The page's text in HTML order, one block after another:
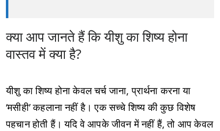
क्या आप जानते हैं कि यीशु का शिष्य होना
वास्तव में क्या है?
यीशु का शिष्य होना केवल चर्च जाना, प्रार्थना करना या
‘मसीही’ कहलाना नहीं है। एक सच्चे शिष्य की कुछ विशेष
पहचान होती हैं। यदि वे आपके जीवन में नहीं हैं, तो आप केवल